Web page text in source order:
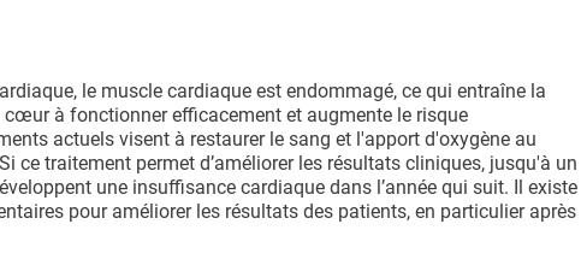
le muscle cardiaque est endommagé, ce qui entraîne la
à fonctionner efficacement et augmente le risque
actuels visent à restaurer le sang et l'apport d'oxygène au
traitement permet d’améliorer les résultats cliniques, jusqu'à un
une insuffisance cardiaque dans l’année qui suit. Il existe
pour améliorer les résultats des patients, en particulier après